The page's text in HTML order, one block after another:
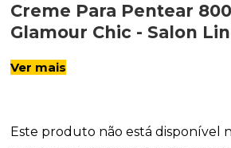
Creme Para Pentear
Glamour Chic - Salon
Ver mais
Este produto não está disponível